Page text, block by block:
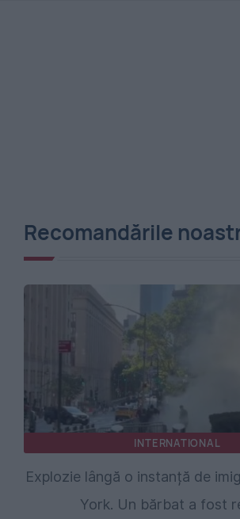
Recomandările
INTERNATIONAL
Explozie lângă o instanță de
York. Un bărbat a fost